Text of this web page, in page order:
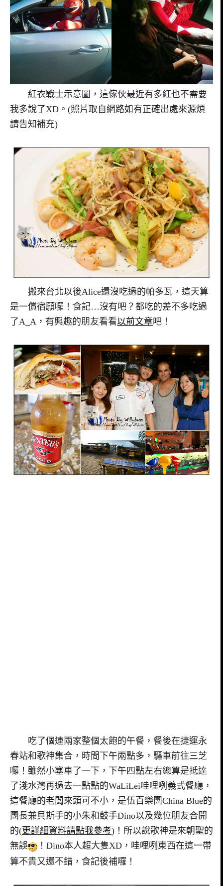
紅衣戰士示意圖，這傢伙最近有多紅也不需要
我多說了XD。(照片取自網路如有正確出處來源煩
請告知補充)
搬來台北以後Alice還沒吃過的帕多瓦，這天算
是一償宿願囉！食記…沒有吧？都吃的差不多吃過
了A_A，有興趣的朋友看看以前文章吧！
吃了個連兩家整個太飽的午餐，餐後在捷運永
春站和歌神集合，時間下午兩點多，驅車前往三芝
囉！雖然小塞車了一下，下午四點左右總算是抵達
了淺水灣再過去一點點的WaLiLei哇哩咧義式餐廳，
這餐廳的老闆來頭可不小，是伍百樂團China Blue的
團長兼貝斯手的小朱和鼓手Dino以及幾位朋友合開
的(更詳細資料請點我參考)！所以說歌神是來朝聖的
無誤
！Dino本人超大隻XD，哇哩咧東西在這一帶
算不貴又還不錯，食記後補囉！